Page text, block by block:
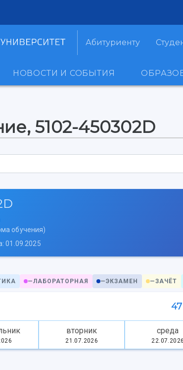
Абитуриенту
НОВОСТИ И СОБЫТИЯ
5102-450302D
обучения)
01.09.2025
—ЛАБОРАТОРНАЯ —ЭКЗАМЕН —ЗАЧЁТ
вторник
21.07.2026
среда
22.07.2026